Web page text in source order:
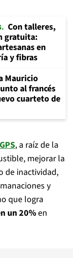
Con talleres,
gratuita:
en
y fibras
Mauricio
al francés
cuarteto de
, a raíz de la
mejorar la
de inactividad,
y
que logra
un 20%en